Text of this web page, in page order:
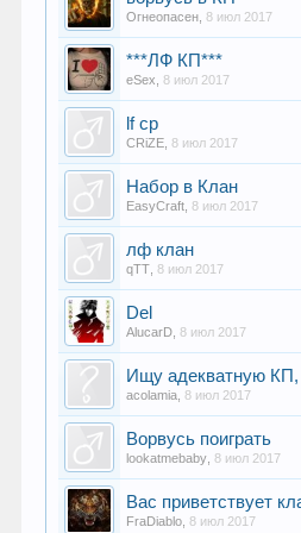
Огнеопасен ,8 июл 2017
***ЛФ КП***
eSex ,8 июл 2017
lf cp
CRiZE ,8 июл 2017
Набор в Клан
EasyCraft ,8 июл 2017
лф клан
qTT ,8 июл 2017
Del
AlucarD ,8 июл 2017
Ищу адекватную КП,
acolamia ,8 июл 2017
Ворвусь поиграть
lookatmebaby ,8 июл 2017
Вас приветствует
FraDiablo ,8 июл 2017